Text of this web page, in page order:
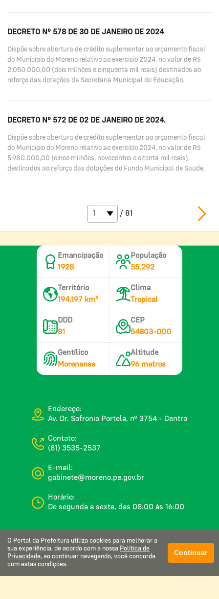
DECRETO Nº 578 DE 30 DE JANEIRO DE 2024
Dispõe sobre abertura de crédito suplementar ao orçamento fiscal
do Município do Moreno relativo ao exercício 2024, no valor de R$
2.050.000,00 (dois milhões e cinquenta mil reais) destinados ao
reforço das dotações da Secretaria Municipal de Educação.
DECRETO Nº 572 DE 02 DE JANEIRO DE 2024.
Dispõe sobre abertura de crédito suplementar ao orçamento fiscal
do Município do Moreno relativo ao exercício 2024, no valor de R$
5.980.000,00 (cinco milhões, novecentos e oitenta mil reais),
destinados ao reforço das dotações do Fundo Municipal de Saúde.
/ 81
Emancipação
1928
População
55.292
Território
194,197 km²
Clima
Tropical
DDD
81
CEP
54803-000
Gentílico
Morenense
Altitude
96 metros
Endereço:
Av. Dr. Sofronio Portela, nº 3754 - Centro
Contato:
(81) 3535-2537
E-mail:
gabinete@moreno.pe.gov.br
Horário:
De segunda a sexta, das 08:00 às 16:00
Glossário
Mapa do site
O Portal da Prefeitura utiliza cookies para melhorar a
sua experiência, de acordo com a nossa Política de
Privacidade, ao continuar navegando, você concorda
com estas condições.
Continuar